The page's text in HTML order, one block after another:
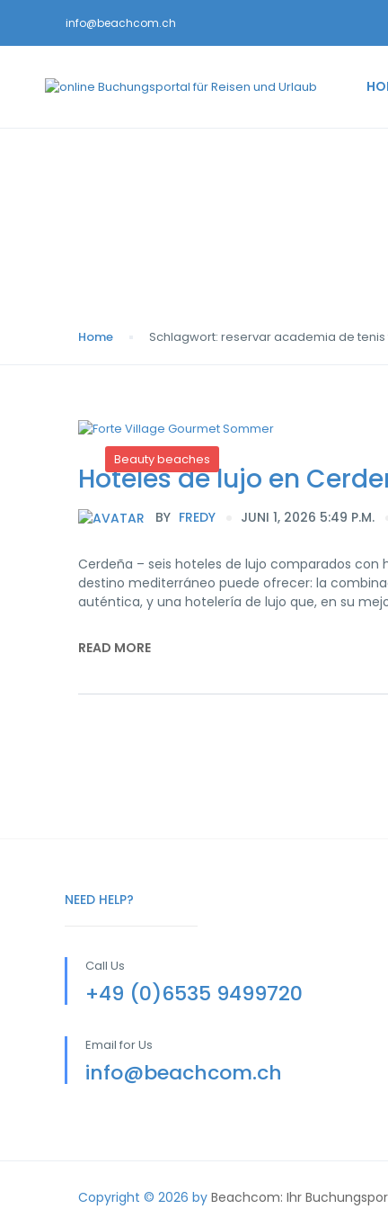
info@beachcom.ch
Home Schlagwort: reservar academia de tenis
Beauty beaches
Hoteles de lujo en
BY FREDY JUNI 1, 2026 5:49 P.M.
Cerdeña – seis hoteles de lujo comparados
destino mediterráneo puede ofrecer: la
auténtica, y una hotelería de lujo que, en su
READ MORE
NEED HELP?
Call Us
+49 (0)6535 9499720
Email for Us
info@beachcom.ch
Copyright © 2026 by Beachcom: Ihr